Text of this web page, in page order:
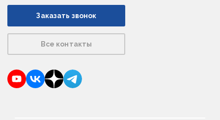
Заказать звонок
Все контакты
YouTubeVKontakte
DzenTelegram